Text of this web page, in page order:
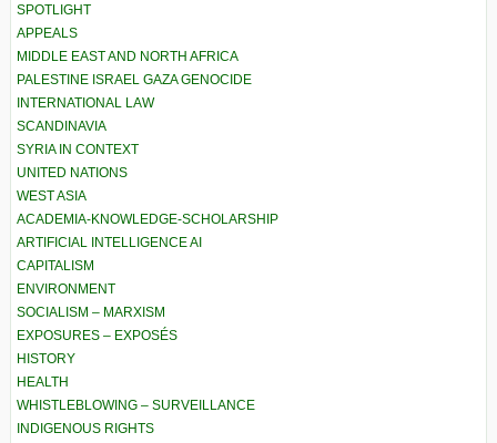
SPOTLIGHT
APPEALS
MIDDLE EAST AND NORTH AFRICA
PALESTINE ISRAEL GAZA GENOCIDE
INTERNATIONAL LAW
SCANDINAVIA
SYRIA IN CONTEXT
UNITED NATIONS
WEST ASIA
ACADEMIA-KNOWLEDGE-SCHOLARSHIP
ARTIFICIAL INTELLIGENCE AI
CAPITALISM
ENVIRONMENT
SOCIALISM – MARXISM
EXPOSURES – EXPOSÉS
HISTORY
HEALTH
WHISTLEBLOWING – SURVEILLANCE
INDIGENOUS RIGHTS